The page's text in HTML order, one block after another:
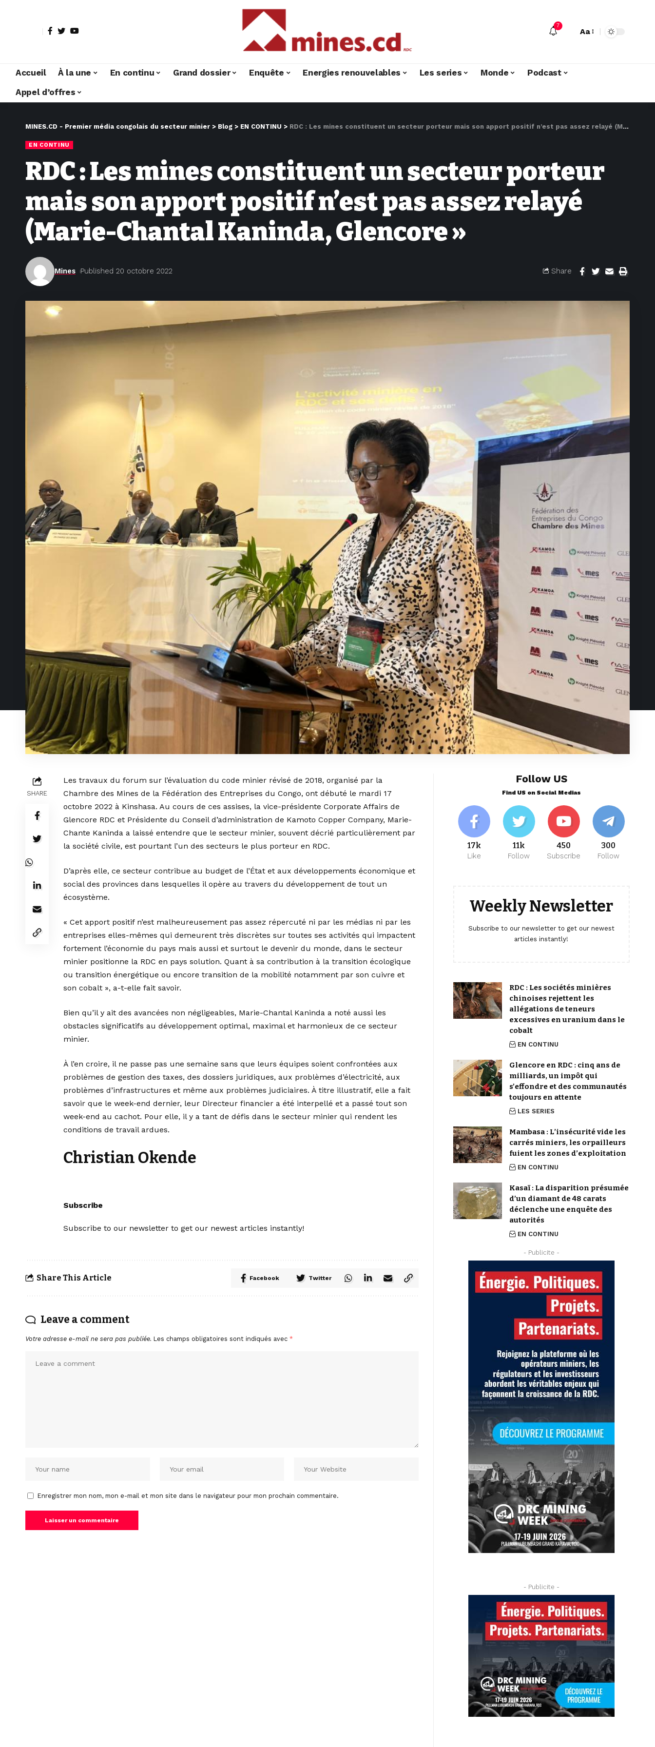
7
Aa
Accueil À la une En continu Grand dossier Enquête Energies renouvelables Les series Monde
Podcast
Appel d’offres
MINES.CD - Premier média congolais du secteur minier > Blog > EN CONTINU > RDC : Les mines constituent un secteur porteur mais son apport positif n’est pas assez relayé (Marie-Chantal Kaninda, Glencore »
EN CONTINU
RDC : Les mines constituent un secteur porteur
mais son apport positif n’est pas assez relayé
(Marie-Chantal Kaninda, Glencore »
Mines Published 20 octobre 2022 Share
SHARE
Les travaux du forum sur l’évaluation du code minier révisé de 2018, organisé par la
Chambre des Mines de la Fédération des Entreprises du Congo, ont débuté le mardi 17
octobre 2022 à Kinshasa. Au cours de ces assises, la vice-présidente Corporate Affairs de
Glencore RDC et Présidente du Conseil d’administration de Kamoto Copper Company, Marie-
Chante Kaninda a laissé entendre que le secteur minier, souvent décrié particulièrement par
la société civile, est pourtant l’un des secteurs le plus porteur en RDC.
D’après elle, ce secteur contribue au budget de l’État et aux développements économique et
social des provinces dans lesquelles il opère au travers du développement de tout un
écosystème.
« Cet apport positif n’est malheureusement pas assez répercuté ni par les médias ni par les
entreprises elles-mêmes qui demeurent très discrètes sur toutes ses activités qui impactent
fortement l’économie du pays mais aussi et surtout le devenir du monde, dans le secteur
minier positionne la RDC en pays solution. Quant à sa contribution à la transition écologique
ou transition énergétique ou encore transition de la mobilité notamment par son cuivre et
son cobalt », a-t-elle fait savoir.
Bien qu’il y ait des avancées non négligeables, Marie-Chantal Kaninda a noté aussi les
obstacles significatifs au développement optimal, maximal et harmonieux de ce secteur
minier.
À l’en croire, il ne passe pas une semaine sans que leurs équipes soient confrontées aux
problèmes de gestion des taxes, des dossiers juridiques, aux problèmes d’électricité, aux
problèmes d’infrastructures et même aux problèmes judiciaires. À titre illustratif, elle a fait
savoir que le week-end dernier, leur Directeur financier a été interpellé et a passé tout son
week-end au cachot. Pour elle, il y a tant de défis dans le secteur minier qui rendent les
conditions de travail ardues.
Christian Okende
Subscribe
Subscribe to our newsletter to get our newest articles instantly!
Share This Article Facebook Twitter
Leave a comment
Votre adresse e-mail ne sera pas publiée. Les champs obligatoires sont indiqués avec *
Enregistrer mon nom, mon e-mail et mon site dans le navigateur pour mon prochain commentaire.
Follow US
Find US on Social Medias
17k
Like
11k
Follow
450
Subscribe
300
Follow
Weekly Newsletter
Subscribe to our newsletter to get our newest
articles instantly!
RDC : Les sociétés minières
chinoises rejettent les
allégations de teneurs
excessives en uranium dans le
cobalt
EN CONTINU
Glencore en RDC : cinq ans de
milliards, un impôt qui
s’effondre et des communautés
toujours en attente
LES SERIES
Mambasa : L’insécurité vide les
carrés miniers, les orpailleurs
fuient les zones d’exploitation
EN CONTINU
Kasaï : La disparition présumée
d’un diamant de 48 carats
déclenche une enquête des
autorités
EN CONTINU
- Publicite -
- Publicite -